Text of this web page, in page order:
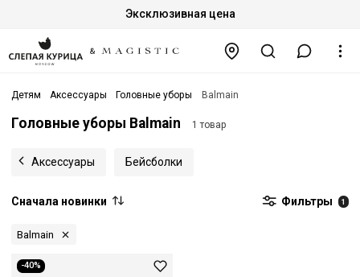
Эксклюзивная цена
Детям Аксессуары Головные уборы Balmain
Головные уборы Balmain 1 товар
Аксессуары Бейсболки
Сначала новинки Фильтры 1
Balmain
-40%